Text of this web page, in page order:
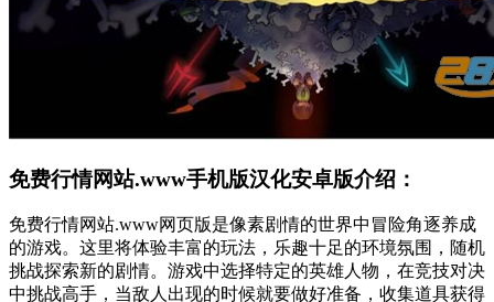
免费行情网站.www手机版汉化安卓版介绍：
免费行情网站.www网页版是像素剧情的世界中冒险角逐养成
的游戏。这里将体验丰富的玩法，乐趣十足的环境氛围，随机
挑战探索新的剧情。游戏中选择特定的英雄人物，在竞技对决
中挑战高手，当敌人出现的时候就要做好准备，收集道具获得